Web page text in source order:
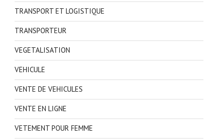
TRANSPORT ET LOGISTIQUE
TRANSPORTEUR
VEGETALISATION
VEHICULE
VENTE DE VEHICULES
VENTE EN LIGNE
VETEMENT POUR FEMME